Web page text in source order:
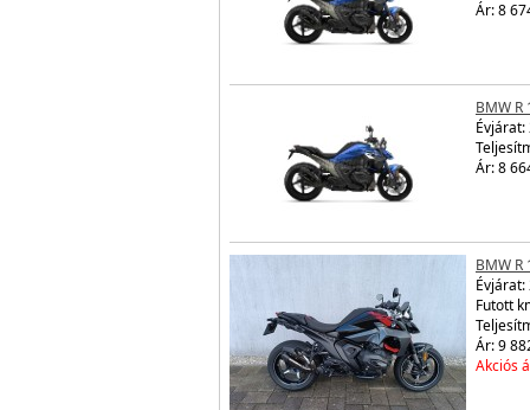
Ár: 8
BMW R
Évjárat:
Ár: 8
BMW R
Évjárat:
Futott
Ár: 9
Akciós